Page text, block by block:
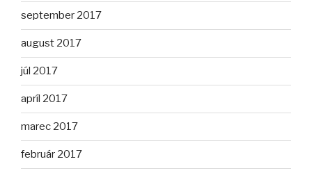
september 2017
august 2017
júl 2017
apríl 2017
marec 2017
február 2017